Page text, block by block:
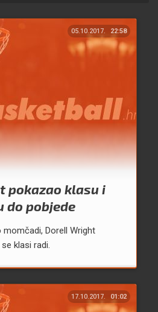
05.10.2017. 22:58
pokazao klasu i
do pobjede
Dorell Wright
klasi radi.
17.10.2017. 01:02